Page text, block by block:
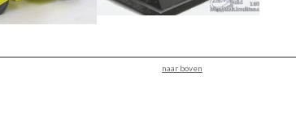
naar boven